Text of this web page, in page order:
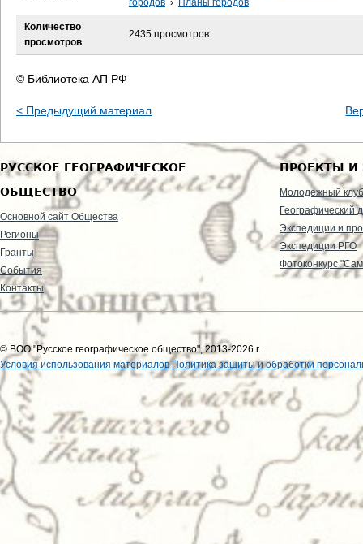
Количество
просмотров
2435 просмотров
© Библиотека АП РФ
< Предыдущий материал
РУССКОЕ ГЕОГРАФИЧЕСКОЕ
ОБЩЕСТВО
Основной сайт Общества
Регионы
Гранты
События
Контакты
ПРОЕКТЫ И
Молодежный клуб
Географический
Экспедиции и
Экспедиции РГО
Фотоконкурс
© ВОО "Русское географическое общество", 2013-2026 г.
Условия использования материалов Политика защиты и обработки